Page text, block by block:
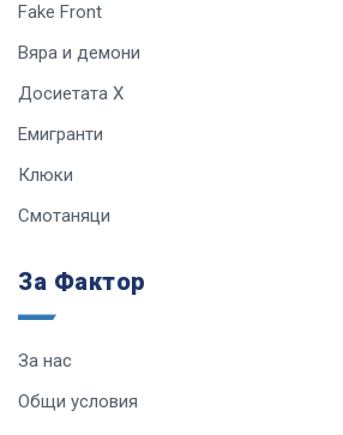
Fake Front
Вяра и демони
Досиетата Х
Емигранти
Клюки
Смотаняци
За Фактор
За нас
Общи условия